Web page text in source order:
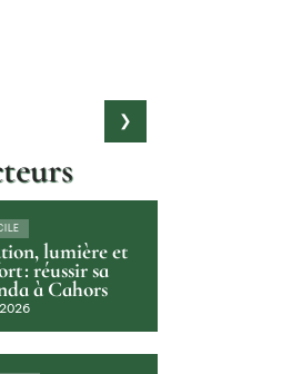
lumière et
: réussir sa
à Cahors